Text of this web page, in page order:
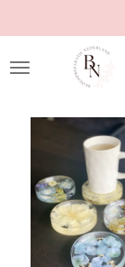
direct
naar